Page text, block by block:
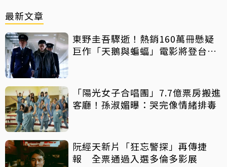
最新文章
東野圭吾驟逝！熱銷160萬冊懸疑
巨作「天鵝與蝙蝠」電影將登台上
「陽光女子合唱團」7.7億票房搬進
客廳！孫淑媚曝：哭完像情緒排毒
阮經天新片「狂忘警探」再傳捷
報 全票通過入選多倫多影展